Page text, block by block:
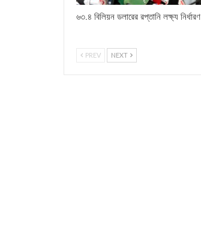
৬৩.৪ বিলিয়ন ডলারের রপ্তানি লক্ষ্য নির্ধারণ
PREV NEXT